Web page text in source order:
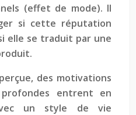
(effet de mode). Il
si cette réputation
elle se traduit par une
des motivations
profondes entrent en
un style de vie